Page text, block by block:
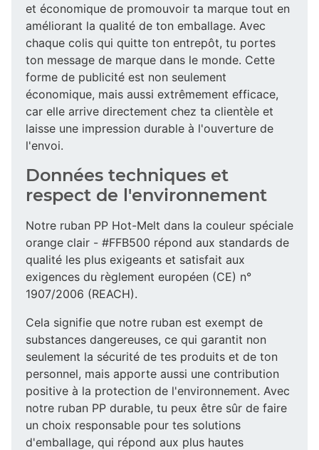
et économique de promouvoir ta marque tout en
améliorant la qualité de ton emballage. Avec
chaque colis qui quitte ton entrepôt, tu portes
ton message de marque dans le monde. Cette
forme de publicité est non seulement
économique, mais aussi extrêmement efficace,
car elle arrive directement chez ta clientèle et
laisse une impression durable à l'ouverture de
l'envoi.
Données techniques et
respect de l'environnement
Notre ruban PP Hot-Melt dans la couleur spéciale
orange clair - #FFB500 répond aux standards de
qualité les plus exigeants et satisfait aux
exigences du règlement européen (CE) n°
1907/2006 (REACH).
Cela signifie que notre ruban est exempt de
substances dangereuses, ce qui garantit non
seulement la sécurité de tes produits et de ton
personnel, mais apporte aussi une contribution
positive à la protection de l'environnement. Avec
notre ruban PP durable, tu peux être sûr de faire
un choix responsable pour tes solutions
d'emballage, qui répond aux plus hautes